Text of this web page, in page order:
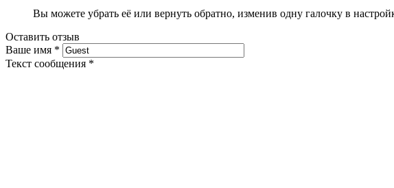
Вы можете убрать её или вернуть обратно, изменив одну галочку в
Оставить отзыв
Ваше имя *
Текст сообщения *